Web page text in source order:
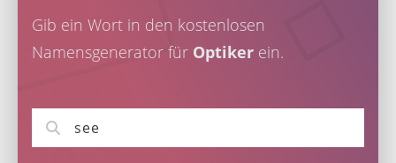
Gib ein Wort in den kostenlosen
Namensgenerator für Optiker ein.